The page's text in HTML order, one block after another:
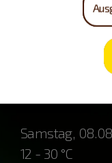
Samstag,
12 - 30 °C